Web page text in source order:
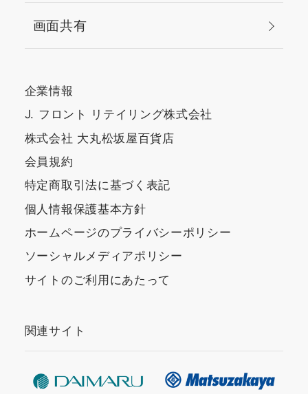
画面共有
企業情報
J. フロント リテイリング株式会社
株式会社 大丸松坂屋百貨店
会員規約
特定商取引法に基づく表記
個人情報保護基本方針
ホームページのプライバシーポリシー
ソーシャルメディアポリシー
サイトのご利用にあたって
関連サイト